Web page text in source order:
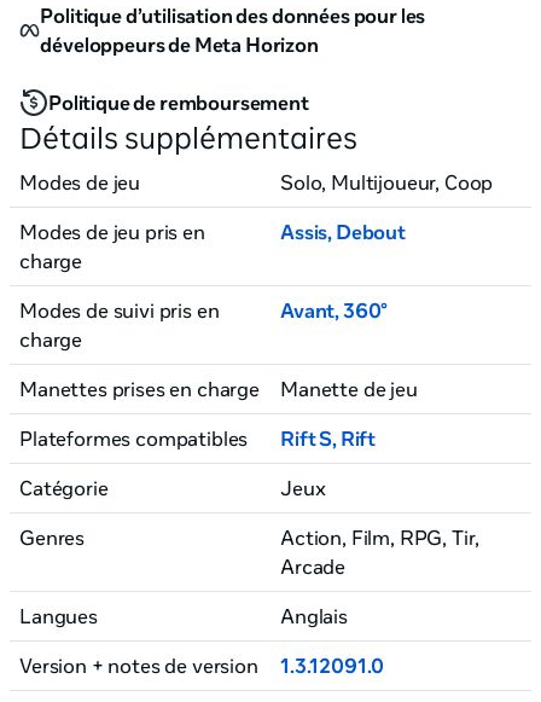
Politique d’utilisation des données pour les
développeurs de Meta Horizon
Politique de remboursement
Détails supplémentaires
Modes de jeu Solo, Multijoueur, Coop
Modes de jeu pris en
charge
Assis, Debout
Modes de suivi pris en
charge
Avant,360°
Manettes prises en charge Manette de jeu
Plateformes compatibles Rift S, Rift
Catégorie Jeux
Genres Action, Film, RPG, Tir,
Arcade
Langues Anglais
Version + notes de version 1.3.12091.0